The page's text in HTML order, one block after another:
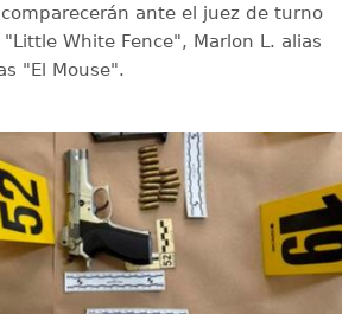
ante el juez de turno
White Fence", Marlon L. alias
"El Mouse".